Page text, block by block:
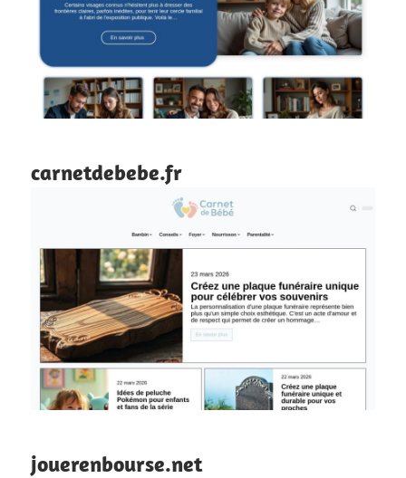
carnetdebebe.fr
jouerenbourse.net